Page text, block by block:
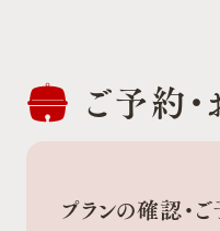
ご予約・
プランの確認・